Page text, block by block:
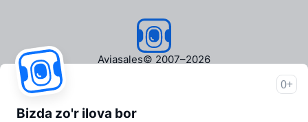
Aviasales© 2007–2026
Matbuot markazi
0+
Bizda zo'r ilova bor